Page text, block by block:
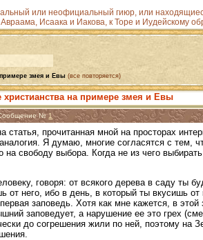
или неофициальный гиюр, или
Исаака и Иакова, к Торе и Иудейскому
змея и Евы (все повторяется)
на примере змея и Евы
Сообщение №1
прочитанная мной на просторах
Я думаю, многие согласятся с тем,
на свободу выбора. Когда не из чего
говоря: от всякого дерева в саду ты
от него, ибо в день, в который ты вкусишь
заповедь. Хотя как мне кажется, в
заповедует, а нарушение ее это грех
до согрешения жили по ней, поэтому